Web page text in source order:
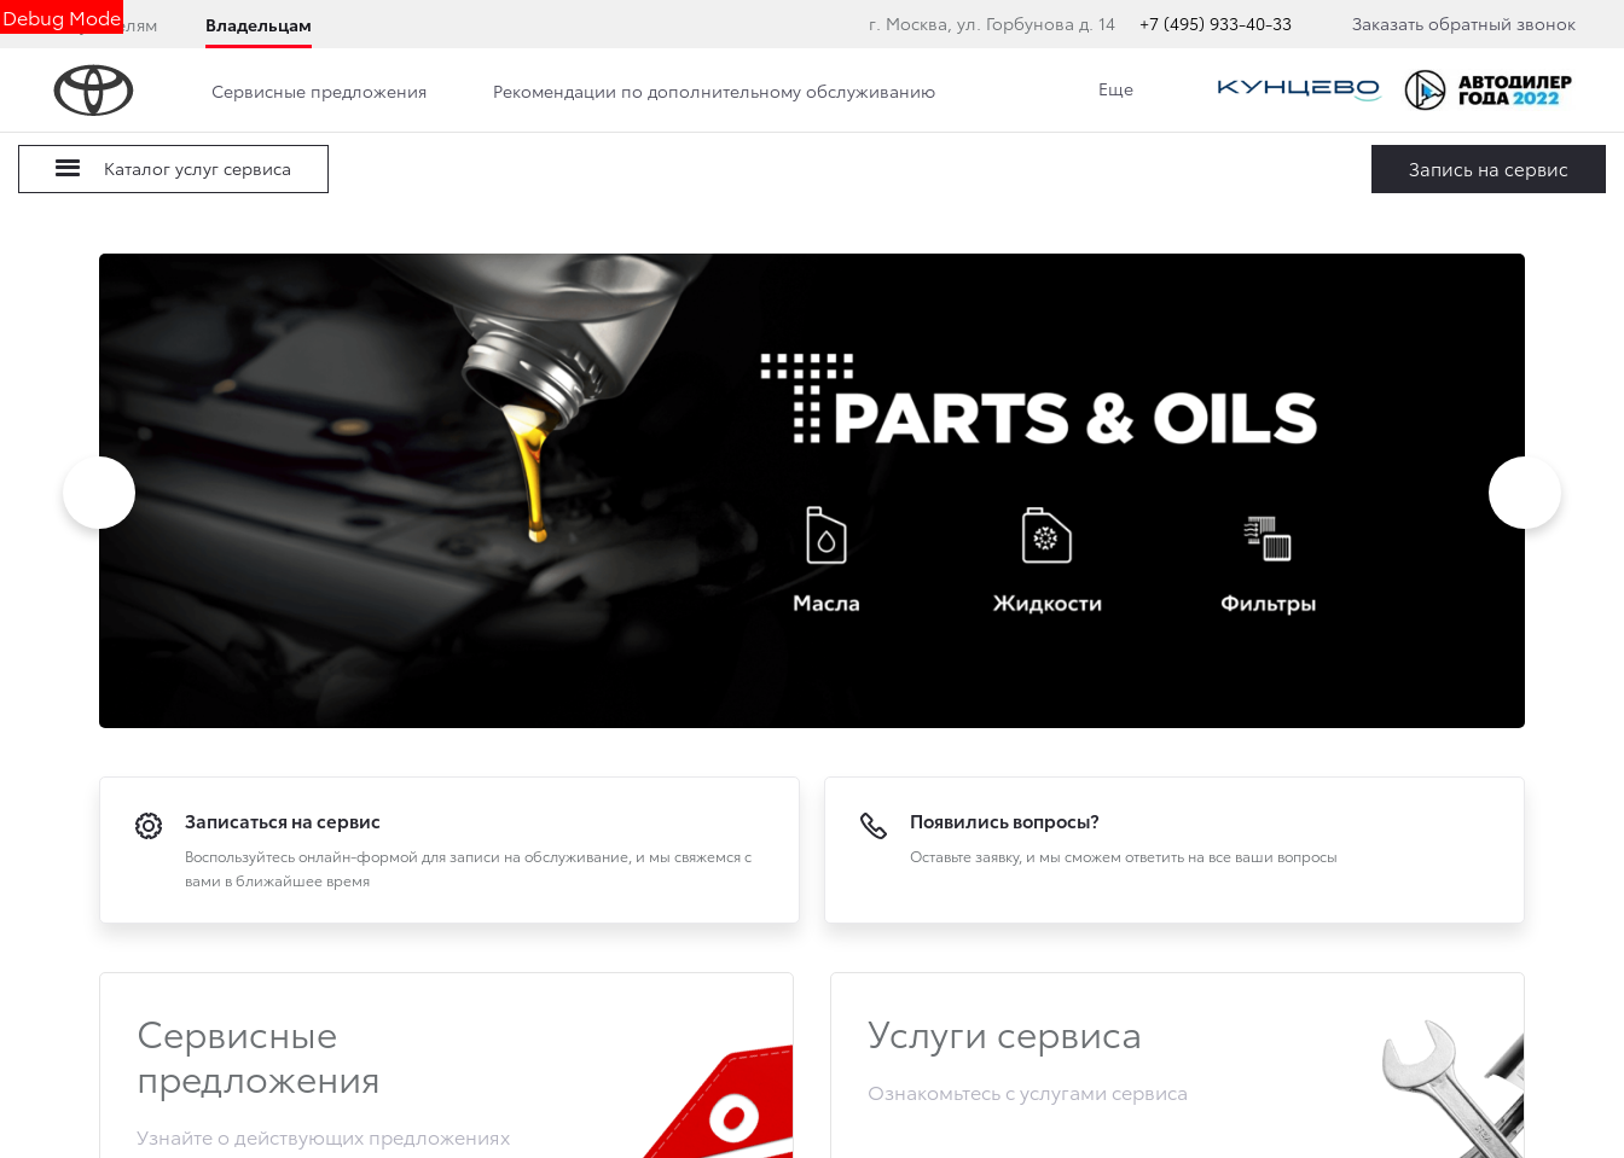
Debug Mode
Покупателям Владельцам г. Москва, ул. Горбунова д. 14 +7 (495) 933-40-33 Заказать обратный звонок
Сервисные предложения Рекомендации по дополнительному обслуживанию Еще
Каталог услуг сервиса Запись на сервис
Записаться на сервис
Воспользуйтесь онлайн-формой для записи на обслуживание, и мы свяжемся с
вами в ближайшее время
Появились вопросы?
Оставьте заявку, и мы сможем ответить на все ваши вопросы
Cервисные
предложения
Узнайте о действующих предложениях
Услуги сервиса
Ознакомьтесь с услугами сервиса